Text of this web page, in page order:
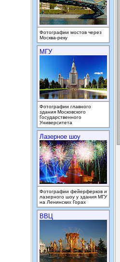
Фотографии мостов через
Москва-реку
МГУ
Фотографии главного
здания Московского
Государственного
Университета
Лазерное шоу
Фотографии фейерферков и
лазерного шоу у здания МГУ
на Ленинских Горах
ВВЦ